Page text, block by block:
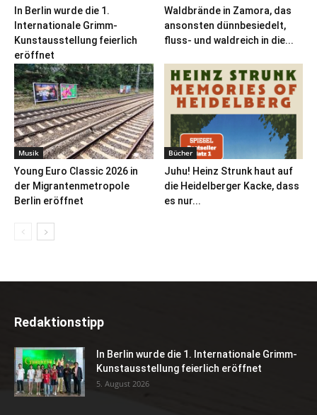
In Berlin wurde die 1.
Internationale Grimm-
Kunstausstellung feierlich
eröffnet
Waldbrände in Zamora, das
ansonsten dünnbesiedelt,
fluss- und waldreich in die...
Musik
Young Euro Classic 2026 in
der Migrantenmetropole
Berlin eröffnet
Bücher
Juhu! Heinz Strunk haut auf
die Heidelberger Kacke, dass
es nur...
Redaktionstipp
In Berlin wurde die 1. Internationale Grimm-
Kunstausstellung feierlich eröffnet
5. August 2026